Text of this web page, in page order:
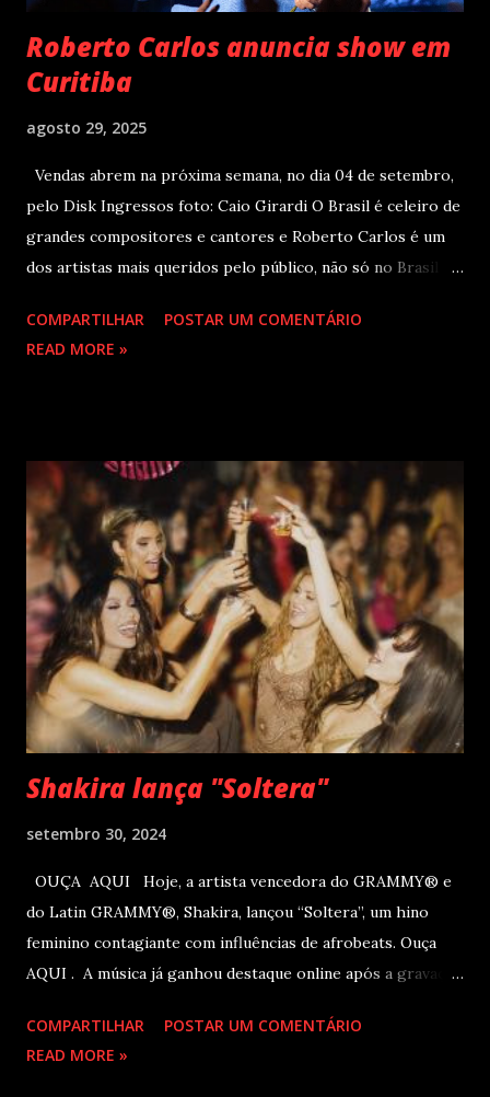
Roberto Carlos anuncia show em
Curitiba
agosto 29, 2025
Vendas abrem na próxima semana, no dia 04 de setembro,
pelo Disk Ingressos foto: Caio Girardi O Brasil é celeiro de
grandes compositores e cantores e Roberto Carlos é um
dos artistas mais queridos pelo público, não só no Brasil
lançados em seu país tem sua carreira pautada em
lançamentos simultâneos em português e espanhol desde a
feira), quando Roberto Carlos se apresentará em Curitiba
– PR , na Teatro Positivo (Rua Prof. Pedro Viriato Parigot
de Souza, 5300 - Campo Comprido, Curitiba - PR). Abertura
das vendas on-line e físicas no dia 04 de setembro ao meio
dia. A produção e realização são da Cult! Produções, RW7
Production& Entertainment e RC Produções. Roberto
Carlos começou o ano de 2025 se apresentando n...
COMPARTILHAR
POSTAR UM COMENTÁRIO
READ MORE »
Shakira lança "Soltera"
setembro 30, 2024
OUÇA AQUI Hoje, a artista vencedora do GRAMMY® e
do Latin GRAMMY®, Shakira, lançou “Soltera”, um hino
feminino contagiante com influências de afrobeats. Ouça
AQUI . A música já ganhou destaque online após a gravação
Harlow, Anitta, Danna e Lele Pons. O vídeo será lançado em
breve. Este novo single chega logo após Shakira receber
COMPARTILHAR
POSTAR UM COMENTÁRIO
READ MORE »